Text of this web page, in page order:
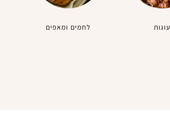
עוגות לחמים ומאפים